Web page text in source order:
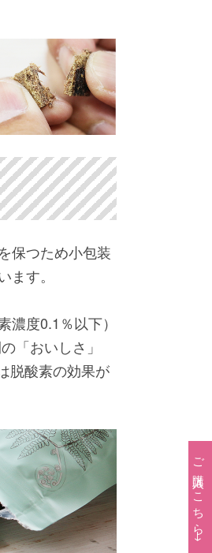
ご購入はこちら→
保つため小包装
す。
度0.1％以下）
「おいしさ」
脱酸素の効果が